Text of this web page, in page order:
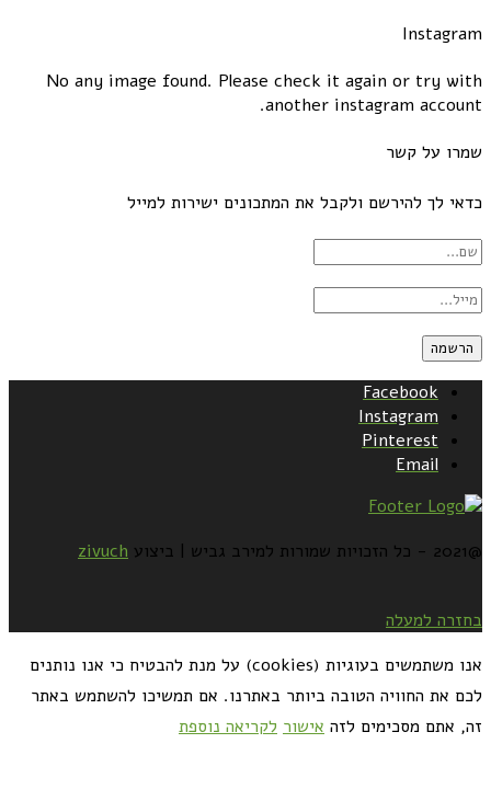
Instagram
No any image found. Please check it again or try with
another instagram account.
שמרו על קשר
כדאי לך להירשם ולקבל את המתכונים ישירות למייל
Facebook
Instagram
Pinterest
Email
@2021 - כל הזכויות שמורות למירב גביש | ביצוע zivuch
בחזרה למעלה
אנו משתמשים בעוגיות (cookies) על מנת להבטיח כי אנו נותנים
לכם את החוויה הטובה ביותר באתרנו. אם תמשיכו להשתמש באתר
זה, אתם מסכימים לזה אישור לקריאה נוספת